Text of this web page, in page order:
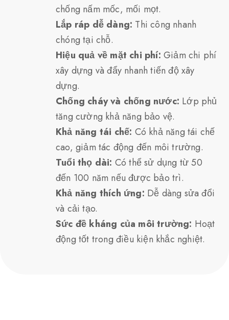
chống nấm mốc, mối mọt.
Lắp ráp dễ dàng: Thi công nhanh
chóng tại chỗ.
Hiệu quả về mặt chi phí: Giảm chi phí
xây dựng và đẩy nhanh tiến độ xây
dựng.
Chống cháy và chống nước: Lớp phủ
tăng cường khả năng bảo vệ.
Khả năng tái chế: Có khả năng tái chế
cao, giảm tác động đến môi trường.
Tuổi thọ dài: Có thể sử dụng từ 50
đến 100 năm nếu được bảo trì.
Khả năng thích ứng: Dễ dàng sửa đổi
và cải tạo.
Sức đề kháng của môi trường: Hoạt
động tốt trong điều kiện khắc nghiệt.